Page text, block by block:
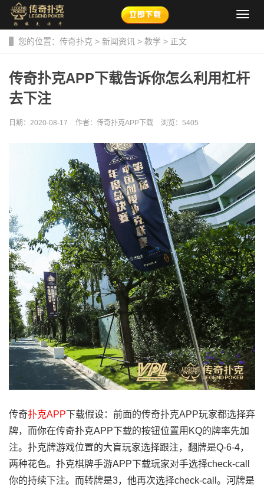
导
您的位置： 传奇扑克 > 新闻资讯 > 教学 > 正文
传奇扑克APP下载告诉你怎么利用杠杆
去下注
日期：2020-08-17 作者：传奇扑克APP下载 浏览： 5405
传奇扑克APP下载假设：前面的传奇扑克APP玩家都选择弃
牌，而你在传奇扑克APP下载的按钮位置用KQ的牌率先加
注。扑克牌游戏位置的大盲玩家选择跟注，翻牌是Q-6-4，
两种花色。扑克棋牌手游APP下载玩家对手选择check-call
你的持续下注。而转牌是3，他再次选择check-call。河牌是